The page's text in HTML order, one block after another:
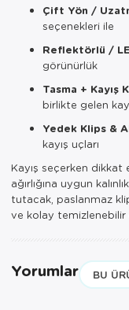
Çift Yön /
seçenekleri ile
Reflektörlü /
görünürlük
Tasma + Kayış
birlikte gelen
Yedek Klips &
kayış uçları
Kayış seçerken
ağırlığına uygun
tutacak, paslanmaz
ve kolay temizlenebilir
Yorumlar BU